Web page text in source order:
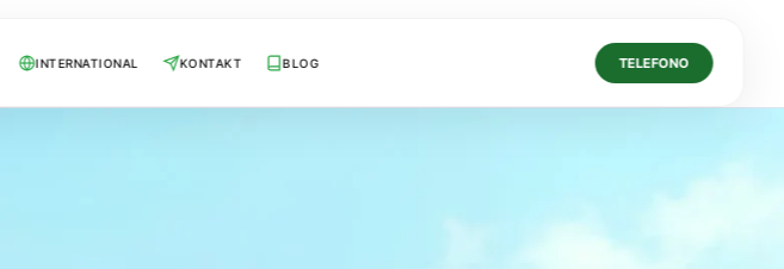
INTERNATIONAL KONTAKT BLOG TELEFONO